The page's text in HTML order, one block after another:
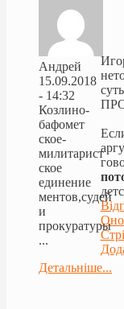
Андрей
15.09.2018
- 14:32
Козлино-
бафомет
ское-
милитарист
ское
единение
ментов,судей
и
прокуратуры
...
Детальніше...